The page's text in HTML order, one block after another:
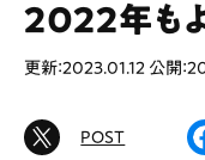
# カフェ # ラン
2022年もよ
更新：2023.01.12 公開：
POST